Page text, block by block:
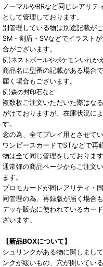
ノーマルやRRなど同じレアリ
として管理しております。
別管理している物は別途記載が
SM・剣盾・SVなどでイラスト
合がございます。
例)ネストボールやポケモンいれか
商品名に型番の記載がある場合
届く場合もございます。
例)森の封印石など
複数枚ご注文いただいた際はな
がけておりますが、在庫状況に
す。
念の為、全てプレイ用とさせてい
ワンピースカードでSTなどで再
物は全て同じ管理をしております
通常弾の商品ページからご注文
ます。
プロモカードが同レアリティ・
同管理の為、再録版が届く場合も
デッキ販売に使われているカー
ざいます。
【新品BOXについて】
シュリンクがある物に関しまし
ンクが緩いもの、穴が開いてい